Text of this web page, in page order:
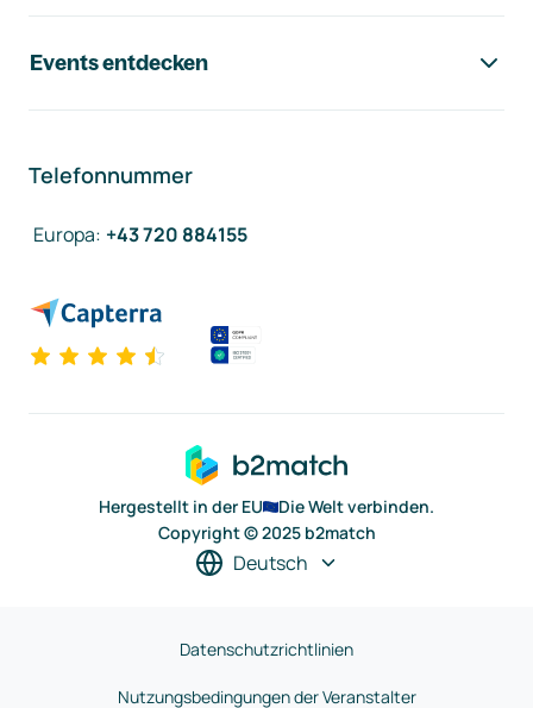
Events entdecken
Telefonnummer
Europa: +43 720 884155
Hergestellt in der EU
Die Welt verbinden.
Copyright © 2025 b2match
Deutsch
Datenschutzrichtlinien
Nutzungsbedingungen der Veranstalter